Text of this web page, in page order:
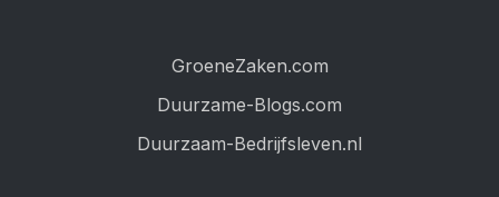
GroeneZaken.com
Duurzame-Blogs.com
Duurzaam-Bedrijfsleven.nl